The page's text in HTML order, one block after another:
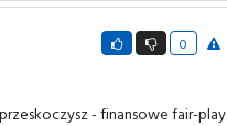
0
- finansowe fair-play